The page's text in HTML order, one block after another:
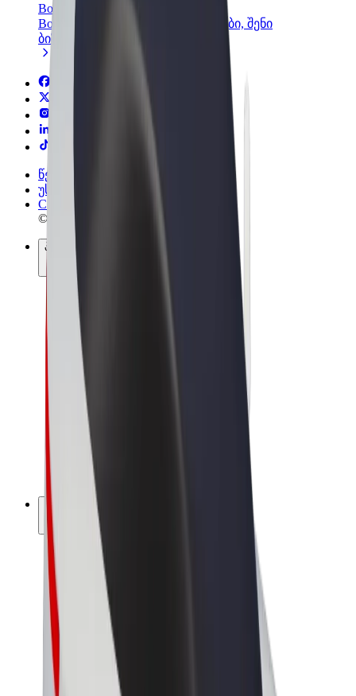
Bolt ბიზნესისთვის
Bolt-ის პროდუქტები და სერვისები, შენი
ბიზნესისთვის
წესები და პირობები
უსაფრთხოება
Cookies
© 2026 Bolt Technology OÜ
პროდუქტები
მგზავრობები
სკუტერები
Bolt Market
Bolt Food
Bolt Drive
Bolt ბიზნესისთვის
ელ. ბაიკი
Bolt Plus
გამოიმუშავე Bolt-თან ერთად
მძღოლები
მძღოლის შემოსავლები
კურიერები
კურიერის შემოსავლები
Bolt Food პარტნიორები
ავტოპარკები